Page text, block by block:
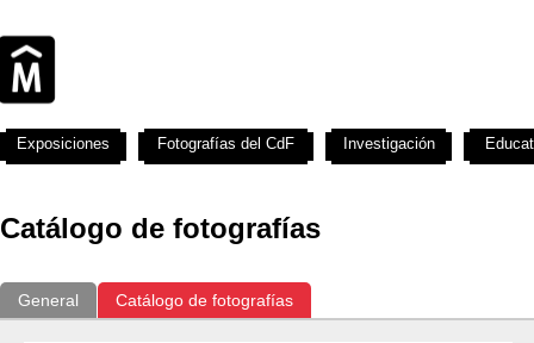
Catálogo de fotografías
General Catálogo de fotografías
Exposiciones Fotografías del CdF Investigación